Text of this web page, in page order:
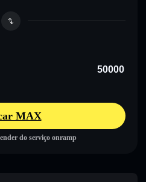
MAX
do serviço onramp